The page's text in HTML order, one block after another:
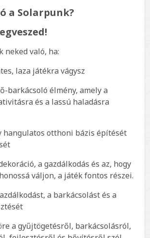
a Solarpunk?
neked való, ha:
laza játékra vágysz
barkácsoló élmény, amely a
és a lassú haladásra
hangulatos otthoni bázis építését
a gazdálkodás és az, hogy
váljon, a játék fontos részei.
a barkácsolást és a
a gyűjtögetésről, barkácsolásról,